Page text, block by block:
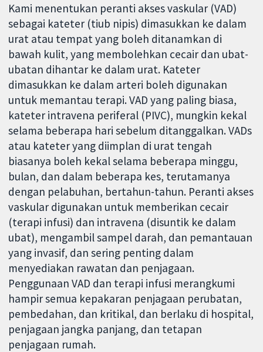
Kami menentukan peranti akses vaskular (VAD)
sebagai kateter (tiub nipis) dimasukkan ke dalam
urat atau tempat yang boleh ditanamkan di
bawah kulit, yang membolehkan cecair dan ubat-
ubatan dihantar ke dalam urat. Kateter
dimasukkan ke dalam arteri boleh digunakan
untuk memantau terapi. VAD yang paling biasa,
kateter intravena periferal (PIVC), mungkin kekal
selama beberapa hari sebelum ditanggalkan. VADs
atau kateter yang diimplan di urat tengah
biasanya boleh kekal selama beberapa minggu,
bulan, dan dalam beberapa kes, terutamanya
dengan pelabuhan, bertahun-tahun. Peranti akses
vaskular digunakan untuk memberikan cecair
(terapi infusi) dan intravena (disuntik ke dalam
ubat), mengambil sampel darah, dan pemantauan
yang invasif, dan sering penting dalam
menyediakan rawatan dan penjagaan.
Penggunaan VAD dan terapi infusi merangkumi
hampir semua kepakaran penjagaan perubatan,
pembedahan, dan kritikal, dan berlaku di hospital,
penjagaan jangka panjang, dan tetapan
penjagaan rumah.